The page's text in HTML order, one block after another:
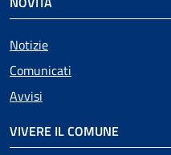
Notizie
Comunicati
Avvisi
VIVERE IL COMUNE